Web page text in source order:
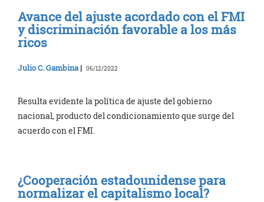
Avance del ajuste acordado con el FMI
y discriminación favorable a los más
ricos
Julio C. Gambina | 06/12/2022
Resulta evidente la política de ajuste del gobierno
nacional, producto del condicionamiento que surge del
acuerdo con el FMI.
¿Cooperación estadounidense para
normalizar el capitalismo local?